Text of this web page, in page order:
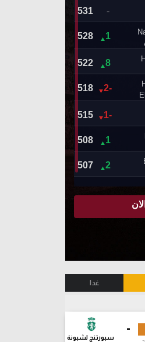
غدا
-
سبورتنج لشبونة